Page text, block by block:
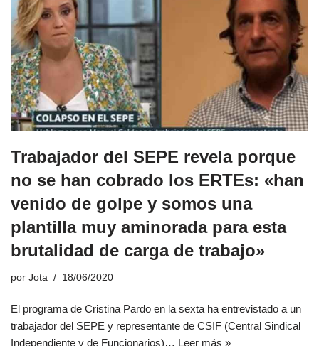
Trabajador del SEPE revela porque
no se han cobrado los ERTEs: «han
venido de golpe y somos una
plantilla muy aminorada para esta
brutalidad de carga de trabajo»
por Jota 18/06/2020
El programa de Cristina Pardo en la sexta ha entrevistado a un
trabajador del SEPE y representante de CSIF (Central Sindical
Independiente y de Funcionarios)… Leer más »